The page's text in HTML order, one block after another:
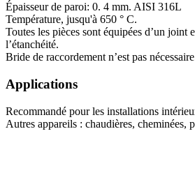
Épaisseur de paroi: 0. 4 mm. AISI 316L
Température, jusqu'à 650 ° C.
Toutes les pièces sont équipées d’un joint
l’étanchéité.
Bride de raccordement n’est pas
Applications
Recommandé pour les installations
Autres appareils : chaudières, cheminées,